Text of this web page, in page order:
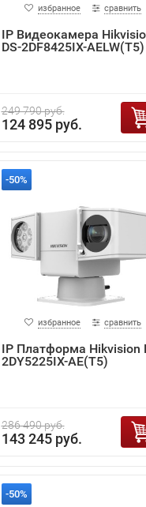
избранное сравнить
IP Видеокамера
DS-2DF8425IX-AELW(T5)
249 790 руб.
124 895 руб.
-50%
избранное сравнить
IP Платформа Hikvision
2DY5225IX-AE(T5)
286 490 руб.
143 245 руб.
-50%